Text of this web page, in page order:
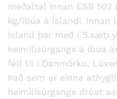
meðaltal innan ESB 502
kg/íbúa á Íslandi. Innan
Ísland þar með í 5.sæti
heimilisúrgangs á íbúa
féll til í Danmörku,
Það sem er einna
heimilisúrgangs dróst